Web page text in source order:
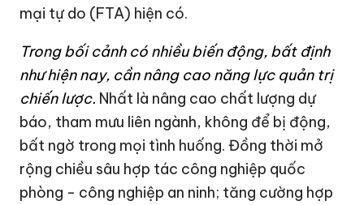
mại tự do (FTA) hiện có.
Trong bối cảnh có nhiều biến động, bất định
như hiện nay, cần nâng cao năng lực quản trị
chiến lược. Nhất là nâng cao chất lượng dự
báo, tham mưu liên ngành, không để bị động,
bất ngờ trong mọi tình huống. Đồng thời mở
rộng chiều sâu hợp tác công nghiệp quốc
phòng - công nghiệp an ninh; tăng cường hợp